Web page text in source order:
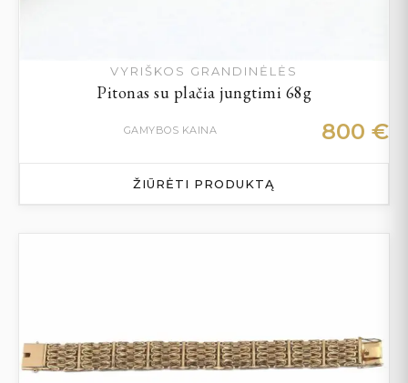
VYRIŠKOS GRANDINĖLĖS
Pitonas su plačia jungtimi 68g
GAMYBOS KAINA 800 €
ŽIŪRĖTI PRODUKTĄ